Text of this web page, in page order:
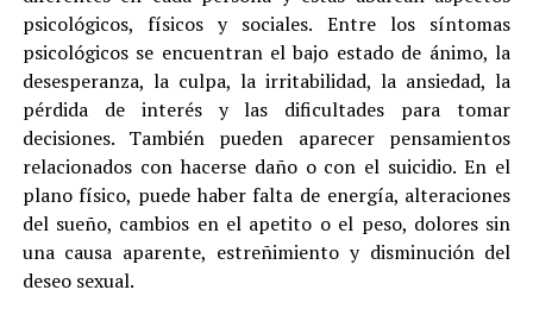
psicológicos, físicos y sociales. Entre los síntomas
psicológicos se encuentran el bajo estado de ánimo, la
desesperanza, la culpa, la irritabilidad, la ansiedad, la
pérdida de interés y las dificultades para tomar
decisiones. También pueden aparecer pensamientos
relacionados con hacerse daño o con el suicidio. En el
plano físico, puede haber falta de energía, alteraciones
del sueño, cambios en el apetito o el peso, dolores sin
una causa aparente, estreñimiento y disminución del
deseo sexual.